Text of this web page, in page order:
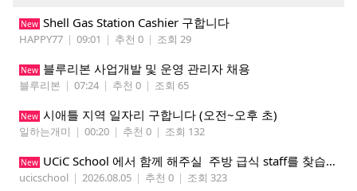
New Shell Gas Station Cashier 구합니다
HAPPY77 | 09:01 | 추천 0 | 조회 29
New 블루리본 사업개발 및 운영 관리자 채용
블루리본 | 07:24 | 추천 0 | 조회 65
New 시애틀 지역 일자리 구합니다 (오전~오후 초)
일하는개미 | 00:20 | 추천 0 | 조회 132
New UCiC School 에서 함께 해주실 주방 급식 staff를 찾습니다.
ucicschool | 2026.08.05 | 추천 0 | 조회 323